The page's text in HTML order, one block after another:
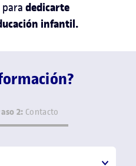
dedicarte
infantil.
2: Contacto